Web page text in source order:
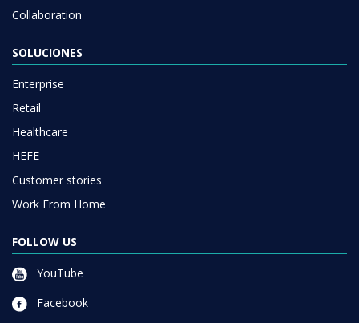
Collaboration
SOLUCIONES
Enterprise
Retail
Healthcare
HEFE
Customer stories
Work From Home
FOLLOW US
YouTube
Facebook